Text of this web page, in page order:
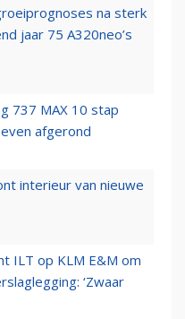
na sterk
jaar 75 A320neo’s
737 MAX 10 stap
afgerond
interieur van nieuwe
ILT op KLM E&M om
‘Zwaar